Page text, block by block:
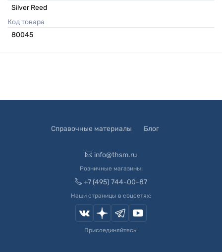
Silver Reed
Код товара
80045
Справочные материалы Блог
info@thsm.ru
Розничные магазины:
+7 (495) 744-00-87
Наши страницы в соцсетях:
Присоединяйтесь!